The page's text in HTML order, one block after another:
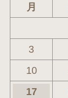
月
3
10
17